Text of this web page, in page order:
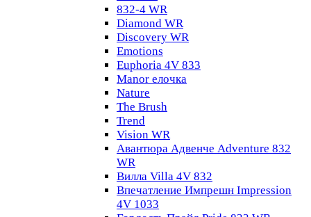
832-4 WR
Diamond WR
Discovery WR
Emotions
Euphoria 4V 833
Manor елочка
Nature
The Brush
Trend
Vision WR
Авантюра Адвенче Adventure 832
WR
Вилла Villa 4V 832
Впечатление Импрешн Impression
4V 1033